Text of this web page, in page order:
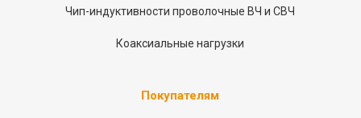
Чип-индуктивности проволочные ВЧ и СВЧ
Коаксиальные нагрузки
Покупателям